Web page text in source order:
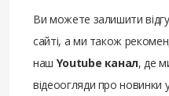
Ви можете залишити
сайті, а ми також
наш Youtube канал, де
відеоогляди про новинки у